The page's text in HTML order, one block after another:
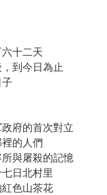
十二天
到今日為止
子
府的首次對立
的人們
與屠殺的記憶
日北村里
色山茶花